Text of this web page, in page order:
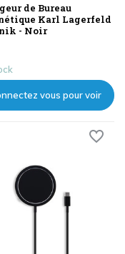
de Bureau
Karl Lagerfeld
- Noir
vous pour voir